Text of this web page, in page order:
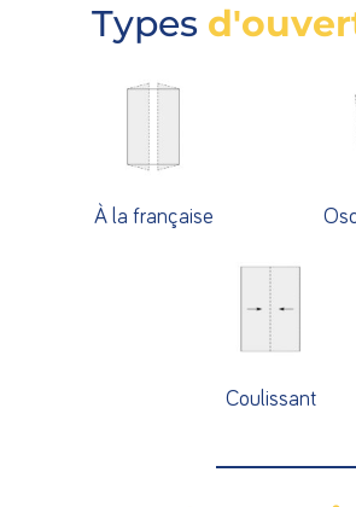
Types
À la française
Coulissant